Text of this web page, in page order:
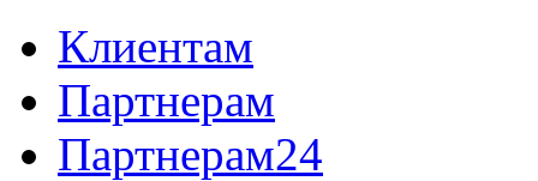
Клиентам
Партнерам
Партнерам24